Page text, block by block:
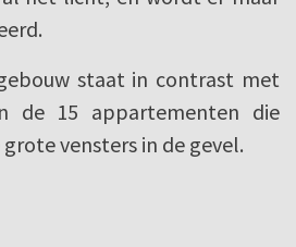
staat in contrast met
de 15 appartementen die
vensters in de gevel.